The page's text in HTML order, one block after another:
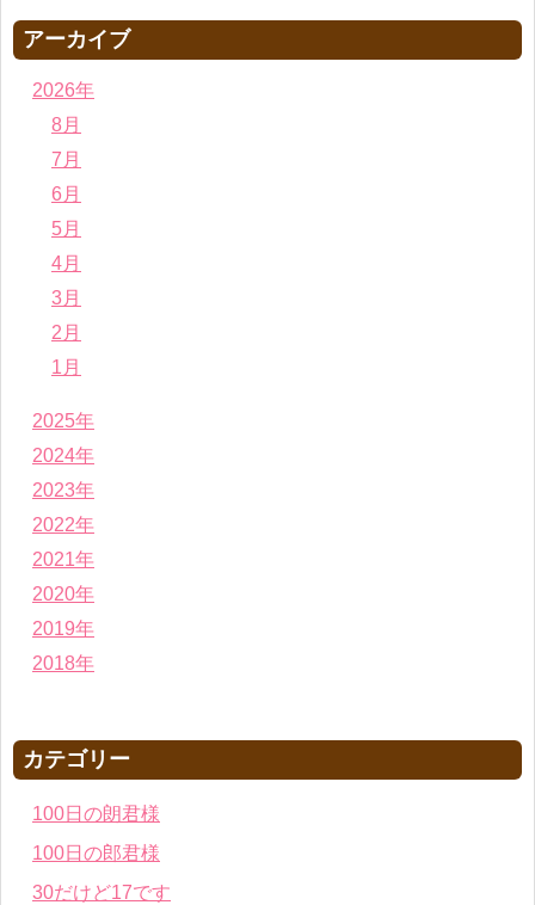
アーカイブ
2026年
8月
7月
6月
5月
4月
3月
2月
1月
2025年
2024年
2023年
2022年
2021年
2020年
2019年
2018年
カテゴリー
100日の朗君様
100日の郎君様
30だけど17です